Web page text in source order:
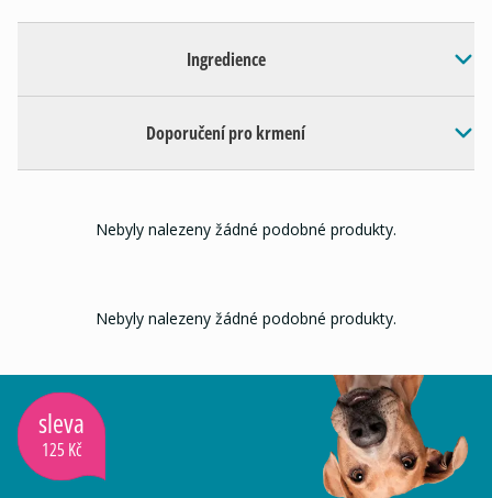
Ingredience
Doporučení pro krmení
Nebyly nalezeny žádné podobné produkty.
Nebyly nalezeny žádné podobné produkty.
sleva
125 Kč